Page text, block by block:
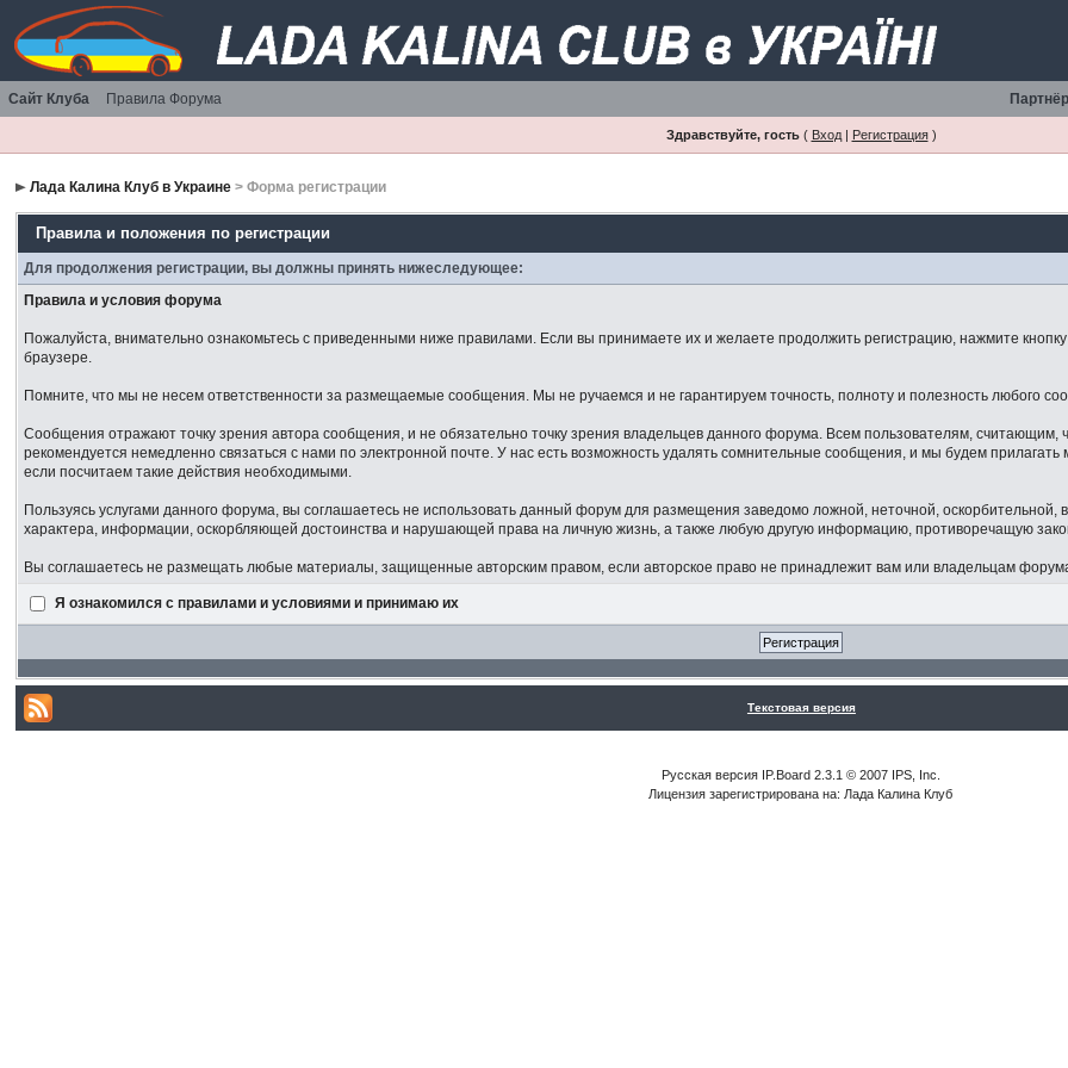
Сайт Клуба Правила Форума
Здравствуйте, гость( Вход| Регистрация)
Лада Калина Клуб в Украине > Форма регистрации
Правила и положения по регистрации
Для продолжения регистрации, вы должны принять нижеследующее:
Правила и условия форума
Пожалуйста, внимательно ознакомьтесь с приведенными ниже правилами. Если вы принимаете их и желаете продолжить регистрацию, нажмите
браузере.
Помните, что мы не несем ответственности за размещаемые сообщения. Мы не ручаемся и не гарантируем точность, полноту и полезность любого
Сообщения отражают точку зрения автора сообщения, и не обязательно точку зрения владельцев данного форума. Всем пользователям,
рекомендуется немедленно связаться с нами по электронной почте. У нас есть возможность удалять сомнительные сообщения, и мы будем
если посчитаем такие действия необходимыми.
Пользуясь услугами данного форума, вы соглашаетесь не использовать данный форум для размещения заведомо ложной, неточной,
характера, информации, оскорбляющей достоинства и нарушающей права на личную жизнь, а также любую другую информацию, противоречащую
Вы соглашаетесь не размещать любые материалы, защищенные авторским правом, если авторское право не принадлежит вам или владельцам
Я ознакомился с правилами и условиями и принимаю их
Текстовая версия
Русская версия IP.Board 2.3.1 © 2007 IPS, Inc.
Лицензия зарегистрирована на: Лада Калина Клуб